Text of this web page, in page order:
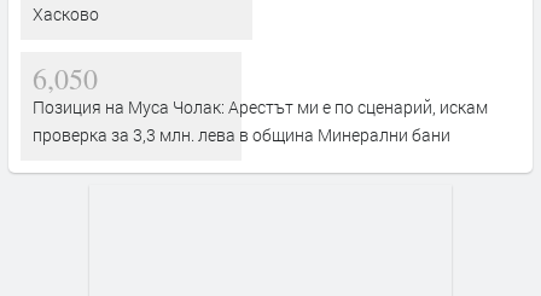
Хасково
6,050
Позиция на Муса Чолак: Арестът ми е по сценарий, искам
проверка за 3,3 млн. лева в община Минерални бани